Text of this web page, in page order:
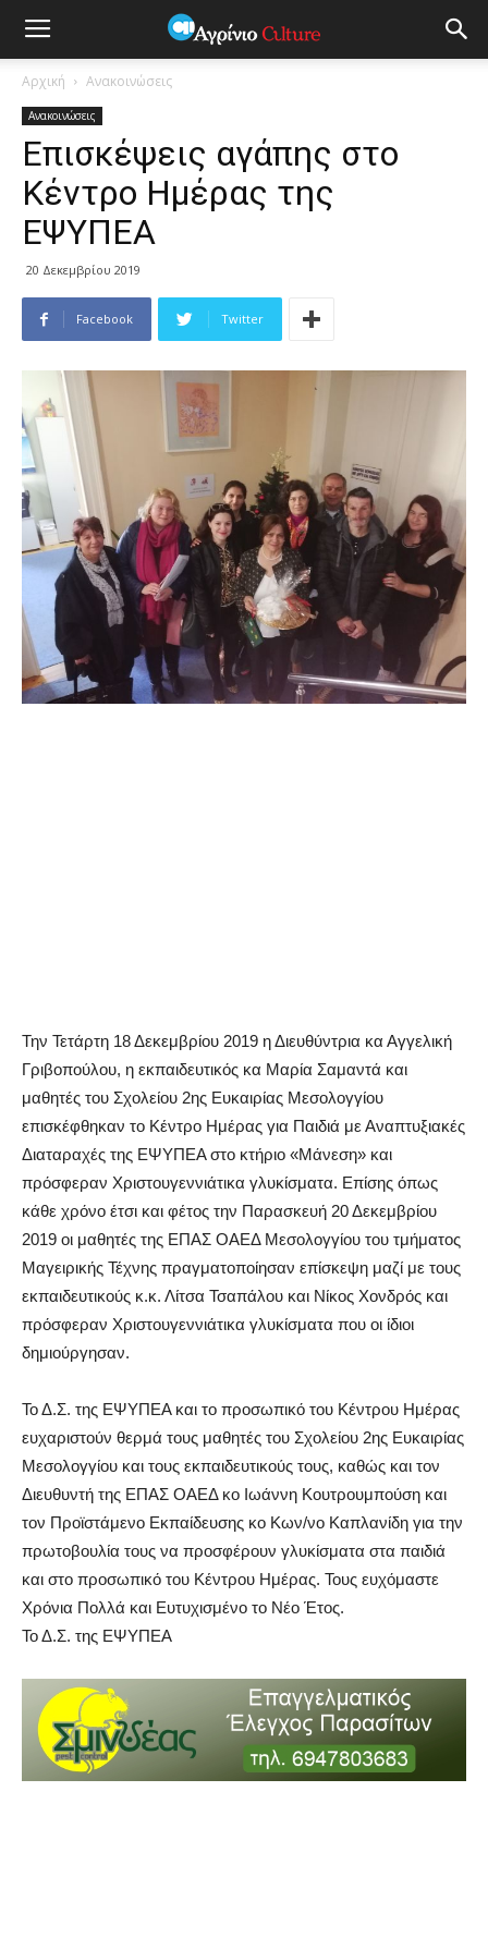
Αρχική Ανακοινώσεις
Ανακοινώσεις
Επισκέψεις αγάπης στο
Κέντρο Ημέρας της
ΕΨΥΠΕΑ
20 Δεκεμβρίου 2019
Facebook Twitter
Την Τετάρτη 18 Δεκεμβρίου 2019 η Διευθύντρια κα Αγγελική
Γριβοπούλου, η εκπαιδευτικός κα Μαρία Σαμαντά και
μαθητές του Σχολείου 2ης Ευκαιρίας Μεσολογγίου
επισκέφθηκαν το Κέντρο Ημέρας για Παιδιά με Αναπτυξιακές
Διαταραχές της ΕΨΥΠΕΑ στο κτήριο «Μάνεση» και
πρόσφεραν Χριστουγεννιάτικα γλυκίσματα. Επίσης όπως
κάθε χρόνο έτσι και φέτος την Παρασκευή 20 Δεκεμβρίου
2019 οι μαθητές της ΕΠΑΣ ΟΑΕΔ Μεσολογγίου του τμήματος
Μαγειρικής Τέχνης πραγματοποίησαν επίσκεψη μαζί με τους
εκπαιδευτικούς κ.κ. Λίτσα Τσαπάλου και Νίκος Χονδρός και
πρόσφεραν Χριστουγεννιάτικα γλυκίσματα που οι ίδιοι
δημιούργησαν.
Το Δ.Σ. της ΕΨΥΠΕΑ και το προσωπικό του Κέντρου Ημέρας
ευχαριστούν θερμά τους μαθητές του Σχολείου 2ης Ευκαιρίας
Μεσολογγίου και τους εκπαιδευτικούς τους, καθώς και τον
Διευθυντή της ΕΠΑΣ ΟΑΕΔ κο Ιωάννη Κουτρουμπούση και
τον Προϊστάμενο Εκπαίδευσης κο Κων/νο Καπλανίδη για την
πρωτοβουλία τους να προσφέρουν γλυκίσματα στα παιδιά
και στο προσωπικό του Κέντρου Ημέρας. Τους ευχόμαστε
Χρόνια Πολλά και Ευτυχισμένο το Νέο Έτος.
Το Δ.Σ. της ΕΨΥΠΕΑ